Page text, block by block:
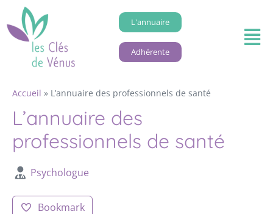
L'annuaire
Adhérente
Accueil » L’annuaire des professionnels de santé
L’annuaire des
professionnels de santé
Psychologue
Bookmark